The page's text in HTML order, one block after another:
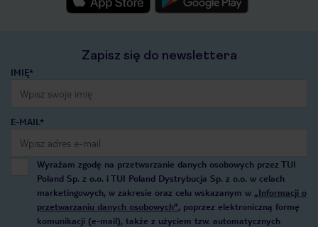
Zapisz się do newslettera
IMIĘ*
E-MAIL*
Wyrażam zgodę na przetwarzanie danych osobowych przez TUI
Poland Sp. z o.o. i TUI Poland Dystrybucja Sp. z o.o. w celach
marketingowych, w zakresie oraz celu wskazanym w „Informacji o
przetwarzaniu danych osobowych”, poprzez elektroniczną formę
komunikacji (e-mail), także z użyciem tzw. automatycznych